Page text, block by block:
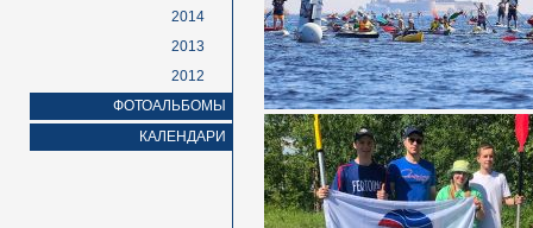
2014
2013
2012
ФОТОАЛЬБОМЫ
КАЛЕНДАРИ